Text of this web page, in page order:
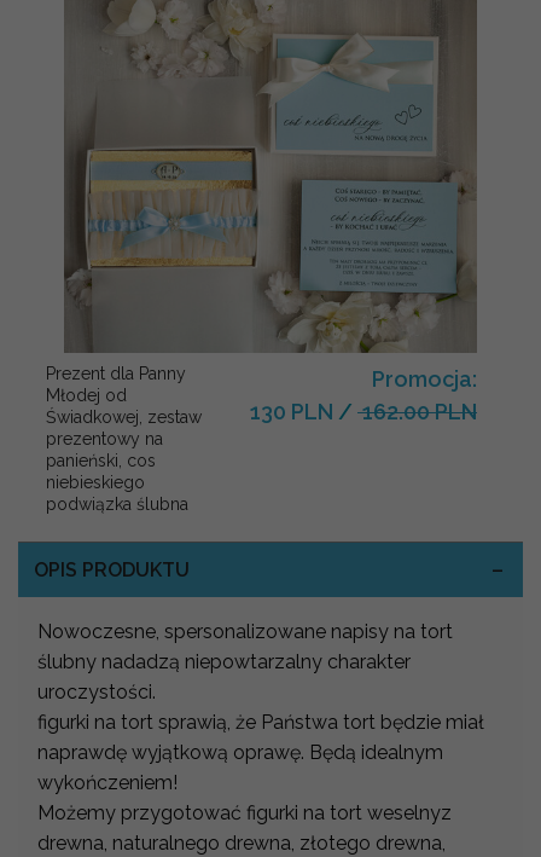
Prezent dla Panny
Młodej od
Świadkowej, zestaw
prezentowy na
panieński, cos
niebieskiego
podwiązka ślubna
Promocja:
130 PLN / 162.00 PLN
OPIS PRODUKTU
Nowoczesne, spersonalizowane napisy na tort
ślubny nadadzą niepowtarzalny charakter
uroczystości.
figurki na tort sprawią, że Państwa tort będzie miał
naprawdę wyjątkową oprawę. Będą idealnym
wykończeniem!
Możemy przygotować figurki na tort weselnyz
drewna, naturalnego drewna, złotego drewna,